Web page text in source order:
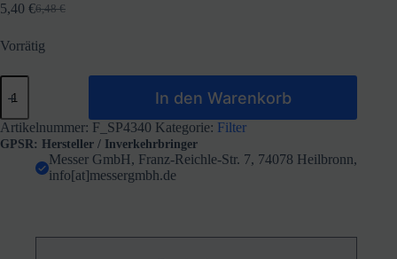
6,48€
Ursprünglicher
war:
5,40 €Aktueller
ist:
Vorrätig
SF
Filter
Menge
In den Warenkorb
Artikelnummer: F_SP4340 Kategorie: Filter
GPSR: Hersteller / Inverkehrbringer
Messer GmbH, Franz-Reichle-Str. 7, 74078 Heilbronn,
info[at]messergmbh.de